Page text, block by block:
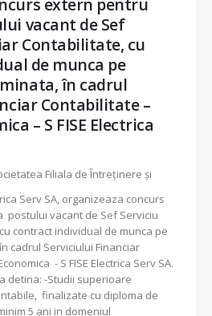
vacant de Sef
Contabilitate, cu
de munca pe
în cadrul
Contabilitate –
– S FISE Electrica
Filiala de Întreţinere şi
Serv SA, organizeaza concurs
postului vacant de Sef Serviciu
contract individual de munca pe
cadrul Serviciului Financiar
- S FISE Electrica Serv SA.
detina: -Studii superioare
finalizate cu diploma de
5 ani in domeniul